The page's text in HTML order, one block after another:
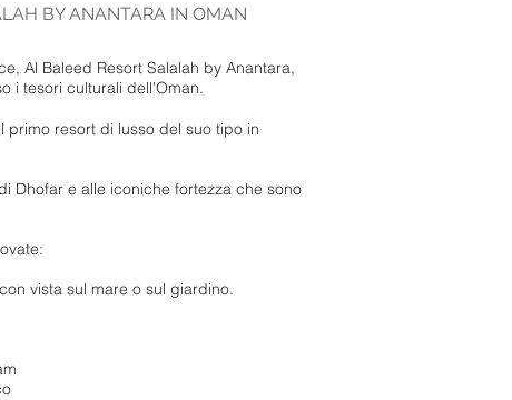
BY ANANTARA IN OMAN
Al Baleed Resort Salalah by Anantara,
i tesori culturali dell'Oman.
resort di lusso del suo tipo in
Dhofar e alle iconiche fortezza che sono
vista sul mare o sul giardino.